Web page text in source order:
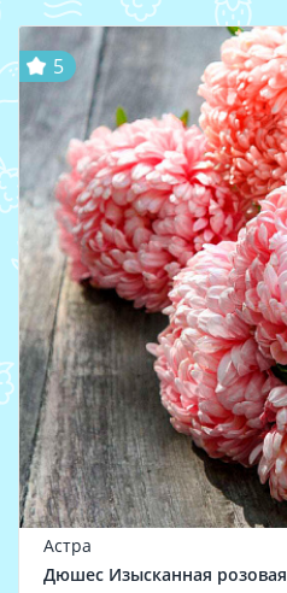
5
Астра
Дюшес Изысканная розовая